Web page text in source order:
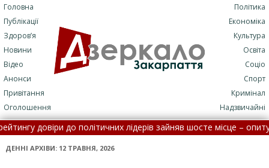
Головна
Публікації
Здоров’я
Новини
Відео
Анонси
Привітання
Оголошення
Політика
Економіка
Культура
Освіта
Соціо
Спорт
Кримінал
Надзвичайні
до політичних лідерів зайняв шосте місце – опитування •
потрапити до лікарні стане складніше• На
ДЕННІ АРХІВИ: 12 ТРАВНЯ, 2026